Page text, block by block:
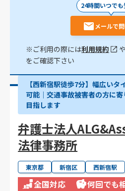
24時間いつで
メールで
※ご利用の際には利用規約
をご確認下さい
【西新宿駅徒歩7分】幅広い
可能｜交通事故被害者の方に
目指します
弁護士法人
法律事務所
東京都 新宿区 西新宿駅
全国対応
何回でも